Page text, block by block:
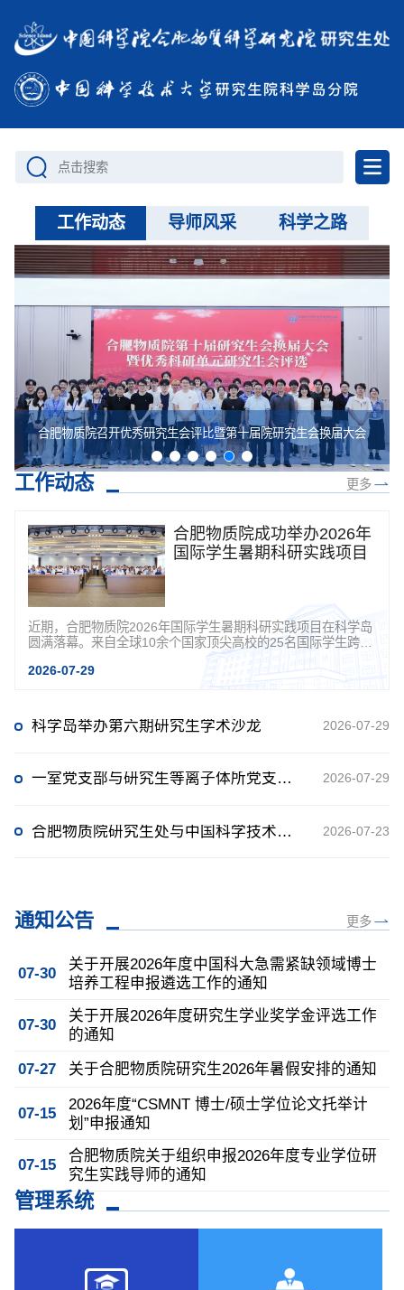
点击搜索
工作动态 导师风采 科学之路
合肥物质院召开优秀研究生会评比暨第十届院研究生会换届大会
工作动态 更多
合肥物质院成功举办2026年
国际学生暑期科研实践项目
近期，合肥物质院2026年国际学生暑期科研实践项目在科学岛
圆满落幕。来自全球10余个国家顶尖高校的25名国际学生跨越
山海、齐聚合肥，开启为期5周的科研实践之旅。本届项目以...
2026-07-29
科学岛举办第六期研究生学术沙龙 2026-07-29
一室党支部与研究生等离子体所党支部开展联学联建活动 2026-07-29
合肥物质院研究生处与中国科学技术大学研究生院联合开展主题党日活动 2026-07-23
通知公告 更多
07-30
关于开展2026年度中国科大急需紧缺领域博士
培养工程申报遴选工作的通知
07-30
关于开展2026年度研究生学业奖学金评选工作
的通知
07-27
关于合肥物质院研究生2026年暑假安排的通知
07-15
2026年度“CSMNT 博士/硕士学位论文托举计
划”申报通知
07-15
合肥物质院关于组织申报2026年度专业学位研
究生实践导师的通知
管理系统